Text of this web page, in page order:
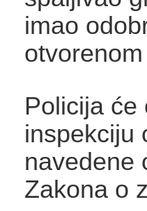
imao
Policija će
inspekciju
navedene
Zakona o